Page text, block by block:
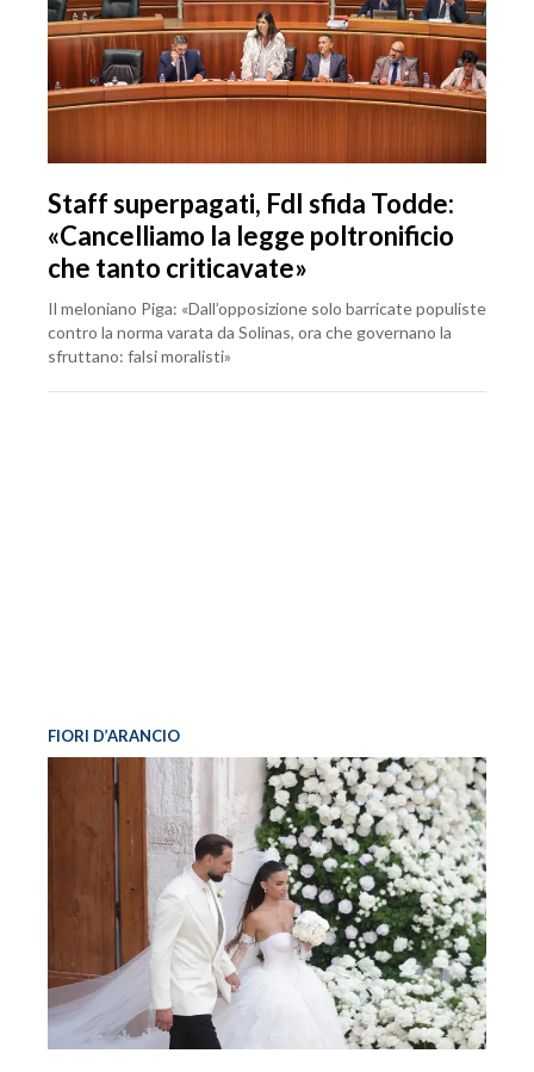
Staff superpagati, FdI sfida Todde:
«Cancelliamo la legge poltronificio
che tanto criticavate»
Il meloniano Piga: «Dall’opposizione solo barricate populiste
contro la norma varata da Solinas, ora che governano la
sfruttano: falsi moralisti»
FIORI D’ARANCIO